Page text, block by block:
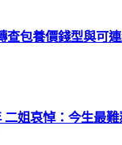
查包養價錢型與可
姐哀悼：今生最